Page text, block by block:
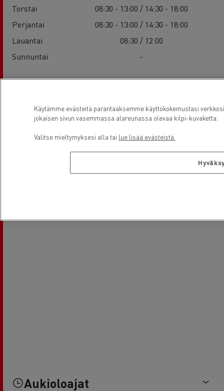
Torstai
08:30 - 13:00 / 14:30 - 18:00
Perjantai
08:30 - 13:00 / 14:30 - 18:00
Lauantai
08:30 / 12:00
Sunnuntai
-
Aukioloajat
Käytämme evästeitä parantaaksemme käyttökokemustasi
jokaisen sivun vasemmassa alareunassa olevaa kilpi-kuvaketta.
Valitse mieltymyksesi alla tai lue lisää evästeistä.